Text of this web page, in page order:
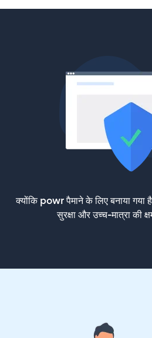
क्योंकि powr पैमाने के लिए बनाया गया
सुरक्षा और उच्च-मात्रा की